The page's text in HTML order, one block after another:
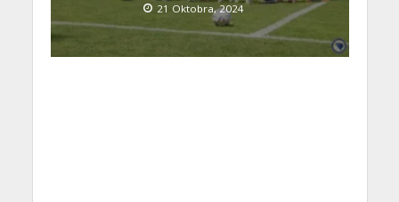
21 Oktobra, 2024